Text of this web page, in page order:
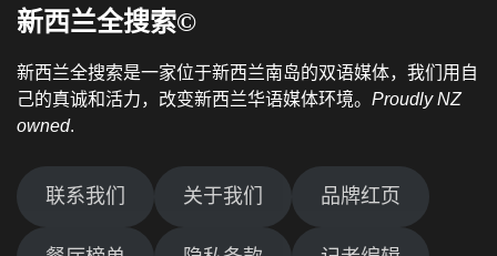
新西兰全搜索©
新西兰全搜索是一家位于新西兰南岛的双语媒体，我们用自
己的真诚和活力，改变新西兰华语媒体环境。 Proudly NZ
owned.
联系我们 关于我们 品牌红页